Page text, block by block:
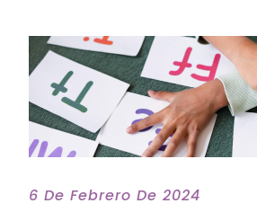
6 De Febrero De 2024